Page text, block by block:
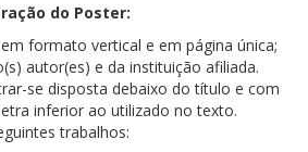
do Poster:
formato vertical e em página única;
autor(es) e da instituição afiliada.
se disposta debaixo do título e com
inferior ao utilizado no texto.
trabalhos: